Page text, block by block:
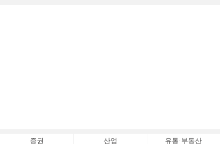
증권 산업 유통·부동산